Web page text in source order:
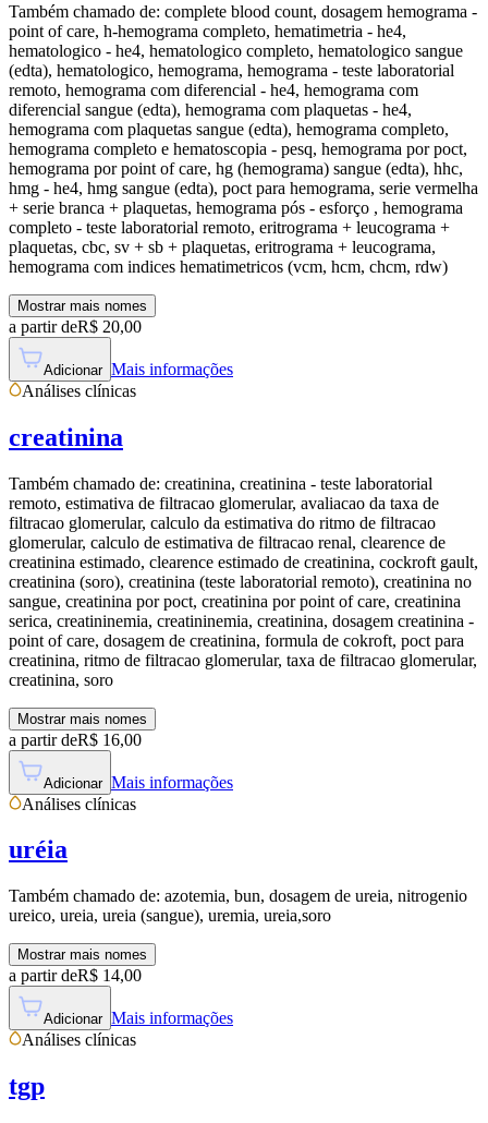
Também chamado de: complete blood count, dosagem hemograma -
point of care, h-hemograma completo, hematimetria - he4,
hematologico - he4, hematologico completo, hematologico sangue
(edta), hematologico, hemograma, hemograma - teste laboratorial
remoto, hemograma com diferencial - he4, hemograma com
diferencial sangue (edta), hemograma com plaquetas - he4,
hemograma com plaquetas sangue (edta), hemograma completo,
hemograma completo e hematoscopia - pesq, hemograma por poct,
hemograma por point of care, hg (hemograma) sangue (edta), hhc,
hmg - he4, hmg sangue (edta), poct para hemograma, serie vermelha
+ serie branca + plaquetas, hemograma pós - esforço , hemograma
completo - teste laboratorial remoto, eritrograma + leucograma +
plaquetas, cbc, sv + sb + plaquetas, eritrograma + leucograma,
hemograma com indices hematimetricos (vcm, hcm, chcm, rdw)
Mostrar mais nomes
a partir deR$ 20,00
Adicionar Mais informações
Análises clínicas
creatinina
Também chamado de: creatinina, creatinina - teste laboratorial
remoto, estimativa de filtracao glomerular, avaliacao da taxa de
filtracao glomerular, calculo da estimativa do ritmo de filtracao
glomerular, calculo de estimativa de filtracao renal, clearence de
creatinina estimado, clearence estimado de creatinina, cockroft gault,
creatinina (soro), creatinina (teste laboratorial remoto), creatinina no
sangue, creatinina por poct, creatinina por point of care, creatinina
serica, creatininemia, creatininemia, creatinina, dosagem creatinina -
point of care, dosagem de creatinina, formula de cokroft, poct para
creatinina, ritmo de filtracao glomerular, taxa de filtracao glomerular,
creatinina, soro
Mostrar mais nomes
a partir deR$ 16,00
Adicionar Mais informações
Análises clínicas
uréia
Também chamado de: azotemia, bun, dosagem de ureia, nitrogenio
ureico, ureia, ureia (sangue), uremia, ureia,soro
Mostrar mais nomes
a partir deR$ 14,00
Adicionar Mais informações
Análises clínicas
tgp